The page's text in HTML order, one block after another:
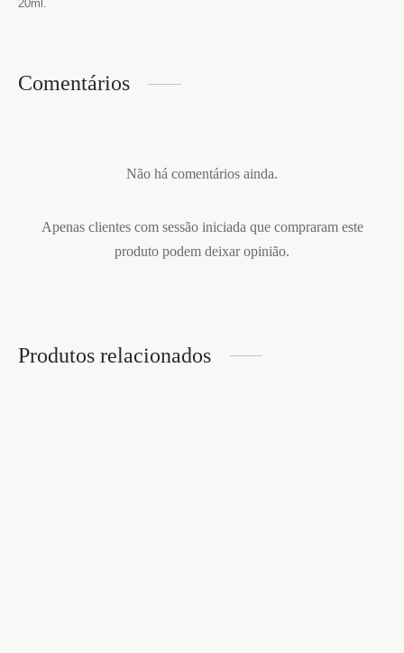
20ml.
Comentários
Não há comentários ainda.
Apenas clientes com sessão iniciada que compraram este
produto podem deixar opinião.
Produtos relacionados